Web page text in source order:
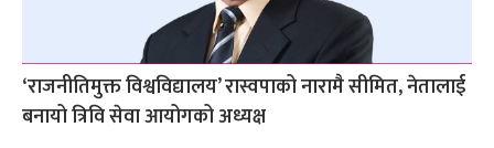
‘राजनीतिमुक्त विश्वविद्यालय’ रास्वपाको नारामै सीमित, नेतालाई
बनायो त्रिवि सेवा आयोगको अध्यक्ष